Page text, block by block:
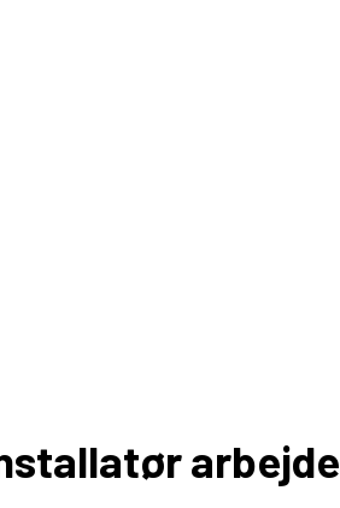
arbejde